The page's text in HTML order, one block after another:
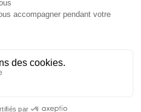
Champs Dorés, LA CRECHE (79260) -